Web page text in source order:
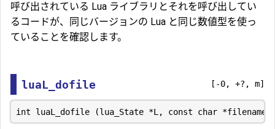
呼び出されている Lua ライブラリとそれを呼び出してい
るコードが、同じバージョンの Lua と同じ数値型を使っ
ていることを確認します。
luaL_dofile [-0, +?, m]